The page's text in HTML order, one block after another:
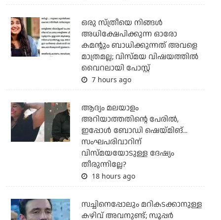
ഒരു സ്ത്രീയെ നിങ്ങള്‍
അധിക്ഷേപിക്കുന്ന ഓരോ
കമന്റും ബാധിക്കുന്നത് അവളെ
മാത്രമല്ല; വിസ്മയ വിഷയത്തില്‍
വൈറലായി പോസ്റ്റ്
7 hours ago
ആദ്യം മലയാളം
അറിയാത്തതിന്റെ പേരില്‍,
ഇപ്പോള്‍ ബോഡി ഷെയ്മിങ്...
സംഘപരിവാറിന്
വിസ്മയയോടുള്ള ദേഷ്യം
തീരുന്നില്ലേ?
18 hours ago
സച്ചിനെപ്പോലും മറികടക്കാനുള്ള
കഴിവ് അവനുണ്ട്; സൂപ്പര്‍